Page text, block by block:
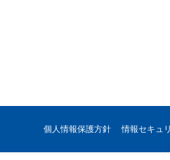
個人情報保護方針 情報セキュ